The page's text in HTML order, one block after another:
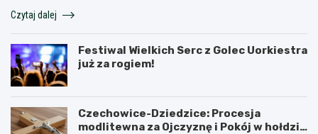
Czytaj dalej
Festiwal Wielkich Serc z Golec Uorkiestra
już za rogiem!
Czechowice-Dziedzice: Procesja
modlitewna za Ojczyznę i Pokój w hołdzie